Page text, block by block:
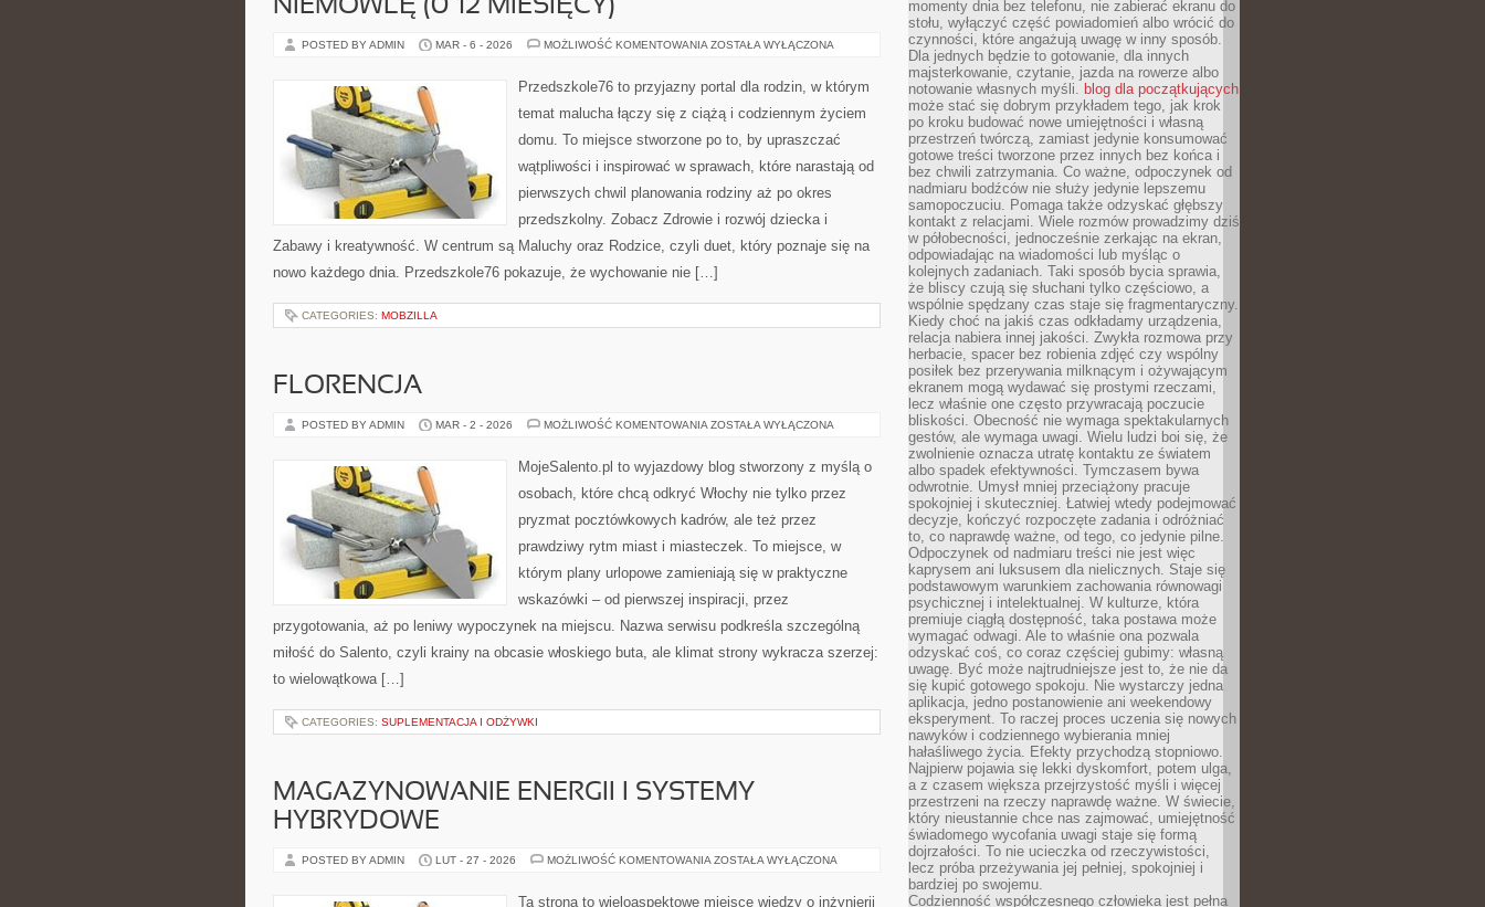
NIEMOWLĘ (0–12 MIESIĘCY)
POSTED BY ADMIN MAR - 6 - 2026 MOŻLIWOŚĆ KOMENTOWANIA NIEMOWLĘ
MIESIĘCY)
ZOSTAŁA WYŁĄCZONA
Przedszkole76 to przyjazny portal dla rodzin, w którym
temat malucha łączy się z ciążą i codziennym życiem
domu. To miejsce stworzone po to, by upraszczać
wątpliwości i inspirować w sprawach, które narastają od
pierwszych chwil planowania rodziny aż po okres
przedszkolny. Zobacz Zdrowie i rozwój dziecka i
Zabawy i kreatywność. W centrum są Maluchy oraz Rodzice, czyli duet, który poznaje się na
nowo każdego dnia. Przedszkole76 pokazuje, że wychowanie nie […]
CATEGORIES: MOBZILLA
FLORENCJA
POSTED BY ADMIN MAR - 2 - 2026 MOŻLIWOŚĆ KOMENTOWANIA FLORENCJA
ZOSTAŁA WYŁĄCZONA
MojeSalento.pl to wyjazdowy blog stworzony z myślą o
osobach, które chcą odkryć Włochy nie tylko przez
pryzmat pocztówkowych kadrów, ale też przez
prawdziwy rytm miast i miasteczek. To miejsce, w
którym plany urlopowe zamieniają się w praktyczne
wskazówki – od pierwszej inspiracji, przez
przygotowania, aż po leniwy wypoczynek na miejscu. Nazwa serwisu podkreśla szczególną
miłość do Salento, czyli krainy na obcasie włoskiego buta, ale klimat strony wykracza szerzej:
to wielowątkowa […]
CATEGORIES: SUPLEMENTACJA I ODŻYWKI
MAGAZYNOWANIE ENERGII I SYSTEMY
HYBRYDOWE
POSTED BY ADMIN LUT - 27 - 2026 MOŻLIWOŚĆ KOMENTOWANIA MAGAZYNOWANIE
SYSTEMY
ZOSTAŁA WYŁĄCZONA
Ta strona to wieloaspektowe miejsce wiedzy o inżynierii
momenty dnia bez telefonu, nie zabierać ekranu do
stołu, wyłączyć część powiadomień albo wrócić do
czynności, które angażują uwagę w inny sposób.
Dla jednych będzie to gotowanie, dla innych
majsterkowanie, czytanie, jazda na rowerze albo
notowanie własnych myśli. blog dla początkujących
może stać się dobrym przykładem tego, jak krok
po kroku budować nowe umiejętności i własną
przestrzeń twórczą, zamiast jedynie konsumować
gotowe treści tworzone przez innych bez końca i
bez chwili zatrzymania. Co ważne, odpoczynek od
nadmiaru bodźców nie służy jedynie lepszemu
samopoczuciu. Pomaga także odzyskać głębszy
kontakt z relacjami. Wiele rozmów prowadzimy dziś
w półobecności, jednocześnie zerkając na ekran,
odpowiadając na wiadomości lub myśląc o
kolejnych zadaniach. Taki sposób bycia sprawia,
że bliscy czują się słuchani tylko częściowo, a
wspólnie spędzany czas staje się fragmentaryczny.
Kiedy choć na jakiś czas odkładamy urządzenia,
relacja nabiera innej jakości. Zwykła rozmowa przy
herbacie, spacer bez robienia zdjęć czy wspólny
posiłek bez przerywania milknącym i ożywającym
ekranem mogą wydawać się prostymi rzeczami,
lecz właśnie one często przywracają poczucie
bliskości. Obecność nie wymaga spektakularnych
gestów, ale wymaga uwagi. Wielu ludzi boi się, że
zwolnienie oznacza utratę kontaktu ze światem
albo spadek efektywności. Tymczasem bywa
odwrotnie. Umysł mniej przeciążony pracuje
spokojniej i skuteczniej. Łatwiej wtedy podejmować
decyzje, kończyć rozpoczęte zadania i odróżniać
to, co naprawdę ważne, od tego, co jedynie pilne.
Odpoczynek od nadmiaru treści nie jest więc
kaprysem ani luksusem dla nielicznych. Staje się
podstawowym warunkiem zachowania równowagi
psychicznej i intelektualnej. W kulturze, która
premiuje ciągłą dostępność, taka postawa może
wymagać odwagi. Ale to właśnie ona pozwala
odzyskać coś, co coraz częściej gubimy: własną
uwagę. Być może najtrudniejsze jest to, że nie da
się kupić gotowego spokoju. Nie wystarczy jedna
aplikacja, jedno postanowienie ani weekendowy
eksperyment. To raczej proces uczenia się nowych
nawyków i codziennego wybierania mniej
hałaśliwego życia. Efekty przychodzą stopniowo.
Najpierw pojawia się lekki dyskomfort, potem ulga,
a z czasem większa przejrzystość myśli i więcej
przestrzeni na rzeczy naprawdę ważne. W świecie,
który nieustannie chce nas zajmować, umiejętność
świadomego wycofania uwagi staje się formą
dojrzałości. To nie ucieczka od rzeczywistości,
lecz próba przeżywania jej pełniej, spokojniej i
bardziej po swojemu.
Codzienność współczesnego człowieka jest pełna